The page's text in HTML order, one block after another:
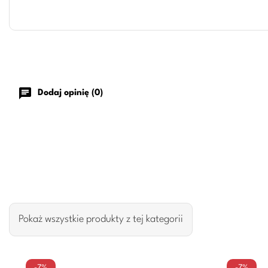
chat Dodaj opinię (0)
Pokaż wszystkie produkty z tej kategorii